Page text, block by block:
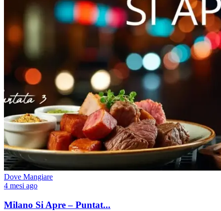
Dove Mangiare
4 mesi ago
Milano Si Apre – Puntat...